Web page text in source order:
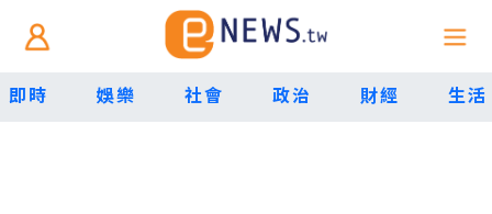
即時 娛樂 社會 政治 財經 生活